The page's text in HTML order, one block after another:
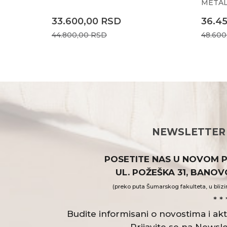
33.600,00 RSD
44.800,00RSD
NEWSLETTER
POSETITE NAS U NOVOM
UL. POŽEŠKA 31,
(preko puta Šumarskog fakulteta, u
* *
Budite informisani o novostima i